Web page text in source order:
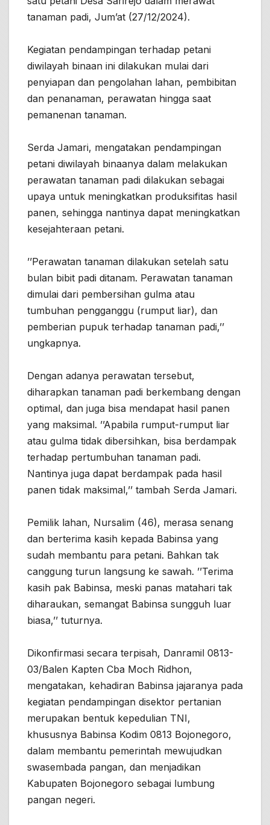
tanaman padi, Jum’at (27/12/2024).
Kegiatan pendampingan terhadap petani
diwilayah binaan ini dilakukan mulai dari
penyiapan dan pengolahan lahan, pembibitan
dan penanaman, perawatan hingga saat
pemanenan tanaman.
Serda Jamari, mengatakan pendampingan
petani diwilayah binaanya dalam melakukan
perawatan tanaman padi dilakukan sebagai
upaya untuk meningkatkan produksifitas hasil
panen, sehingga nantinya dapat meningkatkan
kesejahteraan petani.
’’Perawatan tanaman dilakukan setelah satu
bulan bibit padi ditanam. Perawatan tanaman
dimulai dari pembersihan gulma atau
tumbuhan pengganggu (rumput liar), dan
pemberian pupuk terhadap tanaman padi,’’
ungkapnya.
Dengan adanya perawatan tersebut,
diharapkan tanaman padi berkembang dengan
optimal, dan juga bisa mendapat hasil panen
yang maksimal. ’’Apabila rumput-rumput liar
atau gulma tidak dibersihkan, bisa berdampak
terhadap pertumbuhan tanaman padi.
Nantinya juga dapat berdampak pada hasil
panen tidak maksimal,’’ tambah Serda Jamari.
Pemilik lahan, Nursalim (46), merasa senang
dan berterima kasih kepada Babinsa yang
sudah membantu para petani. Bahkan tak
canggung turun langsung ke sawah. ’’Terima
kasih pak Babinsa, meski panas matahari tak
diharaukan, semangat Babinsa sungguh luar
biasa,’’ tuturnya.
Dikonfirmasi secara terpisah, Danramil 0813-
03/Balen Kapten Cba Moch Ridhon,
mengatakan, kehadiran Babinsa jajaranya pada
kegiatan pendampingan disektor pertanian
merupakan bentuk kepedulian TNI,
khususnya Babinsa Kodim 0813 Bojonegoro,
dalam membantu pemerintah mewujudkan
swasembada pangan, dan menjadikan
Kabupaten Bojonegoro sebagai lumbung
pangan negeri.